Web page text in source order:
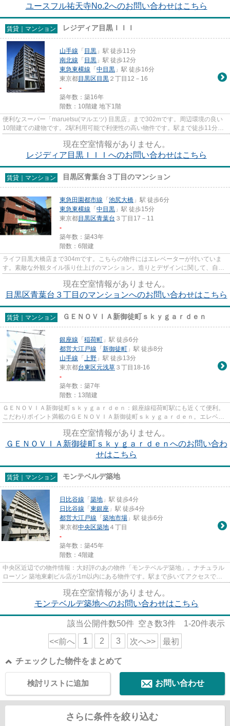
ユースフル祐天寺No.2へのお問い合わせはこちら
賃貸｜マンション レジディア目黒ＩＩＩ
山手線 「 目黒 」駅 徒歩11分
南北線 「 目黒 」駅 徒歩12分
東急東横線 「 中目黒 」駅 徒歩16分
東京都目黒区 目黒 ２丁目12－16
-
築年数：築16年
階数：10階建 地下1階
便利なスーパー「maruetsu(マルエツ) 目黒店」まで302mです。周辺環境の良い
10階建ての建物です。2駅利用可能で利便性の高い物件です。駅まで徒歩11分で
現在空室情報がありません。
レジディア目黒ＩＩＩへのお問い合わせはこちら
賃貸｜マンション 目黒区青葉台３丁目のマンション
東急田園都市線 「 池尻大橋 」駅 徒歩6分
東急東横線 「 中目黒 」駅 徒歩15分
東京都目黒区青葉台 ３丁目17－11
-
築年数：築43年
階数：6階建
ライフ目黒大橋店まで304mです。こちらの物件にはエレベーターが付いていま
す。素敵な外観タイル張り仕上げのマンション。造りとデザインに関して、自信
現在空室情報がありません。
目黒区青葉台３丁目のマンションへのお問い合わせはこちら
賃貸｜マンション ＧＥＮＯＶＩＡ新御徒町ｓｋｙｇａｒｄｅｎ
銀座線 「 稲荷町 」駅 徒歩6分
都営大江戸線 「 新御徒町 」駅 徒歩8分
山手線 「 上野 」駅 徒歩13分
東京都台東区元浅草 ３丁目18-16
-
築年数：築7年
階数：13階建
ＧＥＮＯＶＩＡ新御徒町ｓｋｙｇａｒｄｅｎ：銀座線稲荷町駅にも近くて便利。
こだわりポイント満載のＧＥＮＯＶＩＡ新御徒町ｓｋｙｇａｒｄｅｎ。エレベー
現在空室情報がありません。
ＧＥＮＯＶＩＡ新御徒町ｓｋｙｇａｒｄｅｎへのお問い合わ
せはこちら
賃貸｜マンション モンテベルデ築地
日比谷線 「 築地 」駅 徒歩4分
日比谷線 「 東銀座 」駅 徒歩4分
都営大江戸線 「 築地市場 」駅 徒歩6分
東京都中央区築地 ４丁目
-
築年数：築45年
階数：4階建
中央区近辺での物件情報：大好評のあの物件「モンテベルデ築地」。ナチュラル
ローソン 築地東劇ビル店が1m以内にある物件です。駅まで歩いてアクセスでき
現在空室情報がありません。
モンテベルデ築地へのお問い合わせはこちら
該当公開件数50件 空き数3件 1-20件表示
<<前へ 1 2 3 次へ>> 最初
チェックした物件をまとめて
お問い合わせ
検討リストに追加
さらに条件を絞り込む